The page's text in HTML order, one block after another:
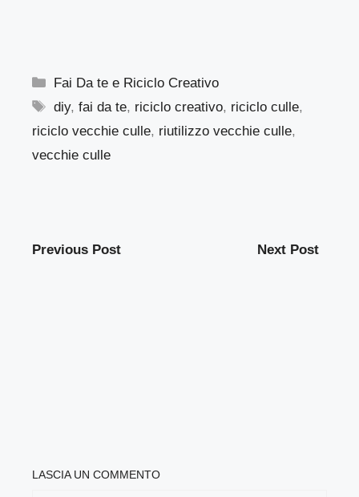
Categorie
Fai Da te e Riciclo Creativo
Tag
diy,fai da te, riciclo creativo, riciclo culle,
riciclo vecchie culle, riutilizzo vecchie culle,
vecchie culle
Previous Post Next Post
LASCIA UN COMMENTO